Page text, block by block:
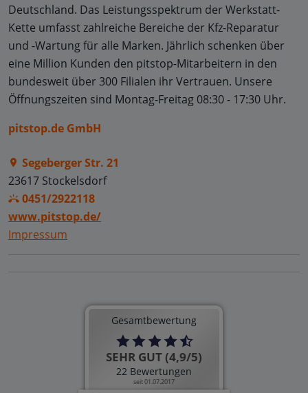
Deutschland. Das Leistungsspektrum der Werkstatt-
Kette umfasst zahlreiche Bereiche der Kfz-Reparatur
und -Wartung für alle Marken. Jährlich schenken über
eine Million Kunden den pitstop-Mitarbeitern in den
bundesweit über 300 Filialen ihr Vertrauen. Unsere
Öffnungszeiten sind Montag-Freitag 08:30 - 17:30 Uhr.
pitstop.de GmbH
Segeberger Str. 21
23617 Stockelsdorf
0451/2922118
www.pitstop.de/
Impressum
Gesamtbewertung
SEHR GUT (4,9/5)
22 Bewertungen
seit 01.07.2017